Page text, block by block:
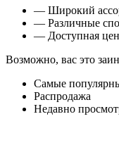
— Широкий
— Различные
— Доступная
Возможно, вас это
Самые
Распродажа
Недавно